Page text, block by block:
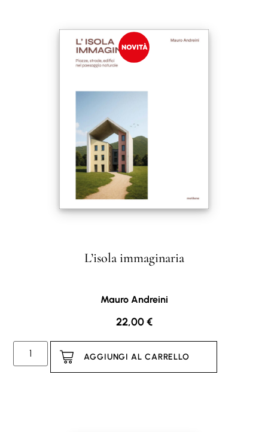
L’isola immaginaria
Mauro Andreini
22,00€
AGGIUNGI AL CARRELLO